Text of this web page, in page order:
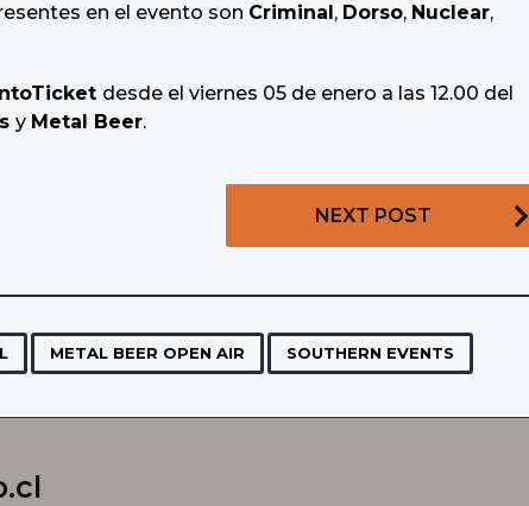
en el evento son Criminal, Dorso, Nuclear,
desde el viernes 05 de enero a las 12.00 del
y Metal Beer.
NEXT POST
METAL BEER OPEN AIR SOUTHERN EVENTS